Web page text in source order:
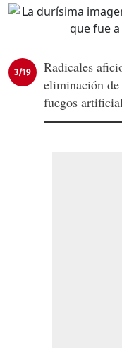
3/19
Radicales
eliminación de
fuegos